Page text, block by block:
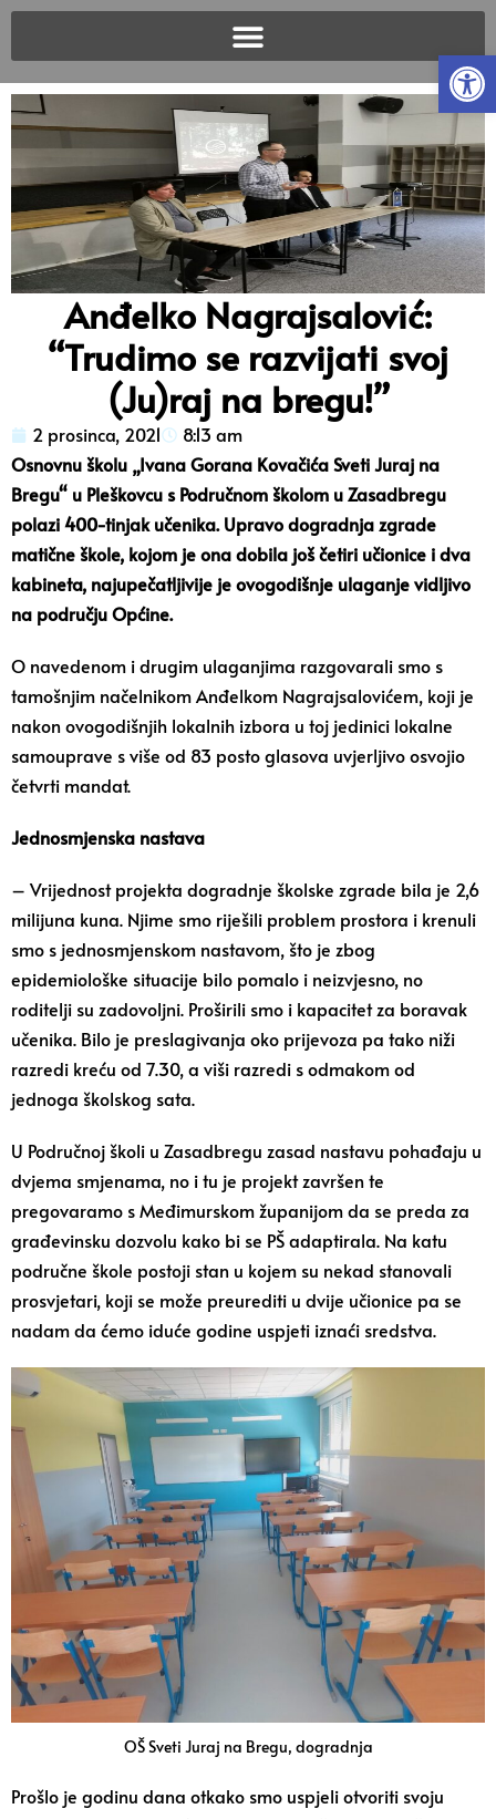
Anđelko Nagrajsalović:
“Trudimo se razvijati svoj
(Ju)raj na bregu!”
2 prosinca, 2021
8:13 am
Osnovnu školu „Ivana Gorana Kovačića Sveti Juraj na
Bregu“ u Pleškovcu s Područnom školom u Zasadbregu
polazi 400-tinjak učenika. Upravo dogradnja zgrade
matične škole, kojom je ona dobila još četiri učionice i dva
kabineta, najupečatljivije je ovogodišnje ulaganje vidljivo
na području Općine.
O navedenom i drugim ulaganjima razgovarali smo s
tamošnjim načelnikom Anđelkom Nagrajsalovićem, koji je
nakon ovogodišnjih lokalnih izbora u toj jedinici lokalne
samouprave s više od 83 posto glasova uvjerljivo osvojio
četvrti mandat.
Jednosmjenska nastava
– Vrijednost projekta dogradnje školske zgrade bila je 2,6
milijuna kuna. Njime smo riješili problem prostora i krenuli
smo s jednosmjenskom nastavom, što je zbog
epidemiološke situacije bilo pomalo i neizvjesno, no
roditelji su zadovoljni. Proširili smo i kapacitet za boravak
učenika. Bilo je preslagivanja oko prijevoza pa tako niži
razredi kreću od 7.30, a viši razredi s odmakom od
jednoga školskog sata.
U Područnoj školi u Zasadbregu zasad nastavu pohađaju u
dvjema smjenama, no i tu je projekt završen te
pregovaramo s Međimurskom županijom da se preda za
građevinsku dozvolu kako bi se PŠ adaptirala. Na katu
područne škole postoji stan u kojem su nekad stanovali
prosvjetari, koji se može preurediti u dvije učionice pa se
nadam da ćemo iduće godine uspjeti iznaći sredstva.
OŠ Sveti Juraj na Bregu, dogradnja
Prošlo je godinu dana otkako smo uspjeli otvoriti svoju